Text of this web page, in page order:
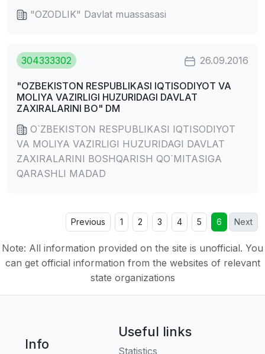
"OZODLIK" Davlat muassasasi
304333302 26.09.2016
"OZBEKISTON RESPUBLIKASI IQTISODIYOT VA
MOLIYA VAZIRLIGI HUZURIDAGI DAVLAT
ZAXIRALARINI BO" DM
O`ZBEKISTON RESPUBLIKASI IQTISODIYOT
VA MOLIYA VAZIRLIGI HUZURIDAGI DAVLAT
ZAXIRALARINI BOSHQARISH QO`MITASIGA
QARASHLI MADAD
Previous 1 2 3 4 5 6 Next
Note: All information provided on the site is unofficial. You
can get official information from the websites of relevant
state organizations
Info
Useful links
Statistics